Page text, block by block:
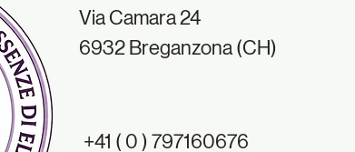
Via Camara 24
6932 Breganzona (CH)
+41 ( 0 ) 797160676